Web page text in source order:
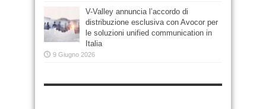
V-Valley annuncia l’accordo di
distribuzione esclusiva con Avocor per
le soluzioni unified communication in
Italia
9 Giugno 2026